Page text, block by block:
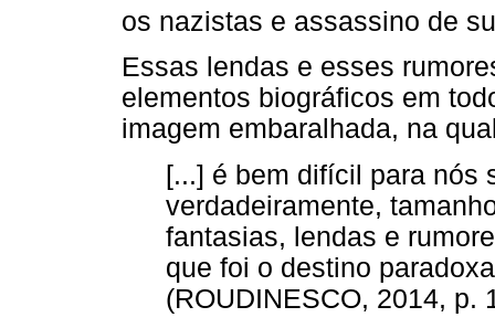
os nazistas e assassino de
Essas lendas e esses
elementos biográficos em
imagem embaralhada, na
[...] é bem difícil para nós
verdadeiramente,
fantasias, lendas e
que foi o destino
(ROUDINESCO, 2014, p.